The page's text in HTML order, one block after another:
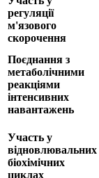
регуляції
м'язового
скорочення
Поєднання з
метаболічними
реакціями
інтенсивних
навантажень
Участь у
відновлювальних
біохімічних
циклах